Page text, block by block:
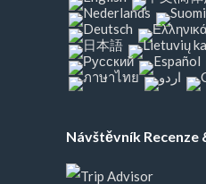
Návštěvník Recenze